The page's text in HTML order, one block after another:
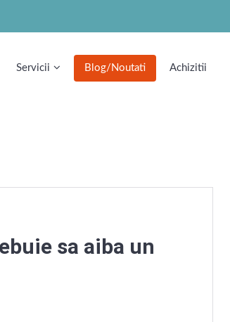
Servicii Blog/Noutati Achizitii
sa aiba un